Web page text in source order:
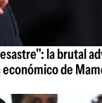
la brutal
de